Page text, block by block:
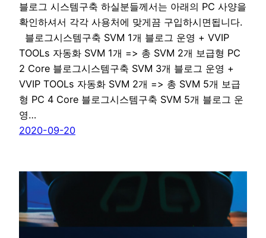
블로그 시스템구축 하실분들께서는 아래의 PC 사양을
확인하셔서 각각 사용처에 맞게끔 구입하시면됩니다.
블로그시스템구축 SVM 1개 블로그 운영 + VVIP
TOOLs 자동화 SVM 1개 => 총 SVM 2개 보급형 PC
2 Core 블로그시스템구축 SVM 3개 블로그 운영 +
VVIP TOOLs 자동화 SVM 2개 => 총 SVM 5개 보급
형 PC 4 Core 블로그시스템구축 SVM 5개 블로그 운
영…
2020-09-20